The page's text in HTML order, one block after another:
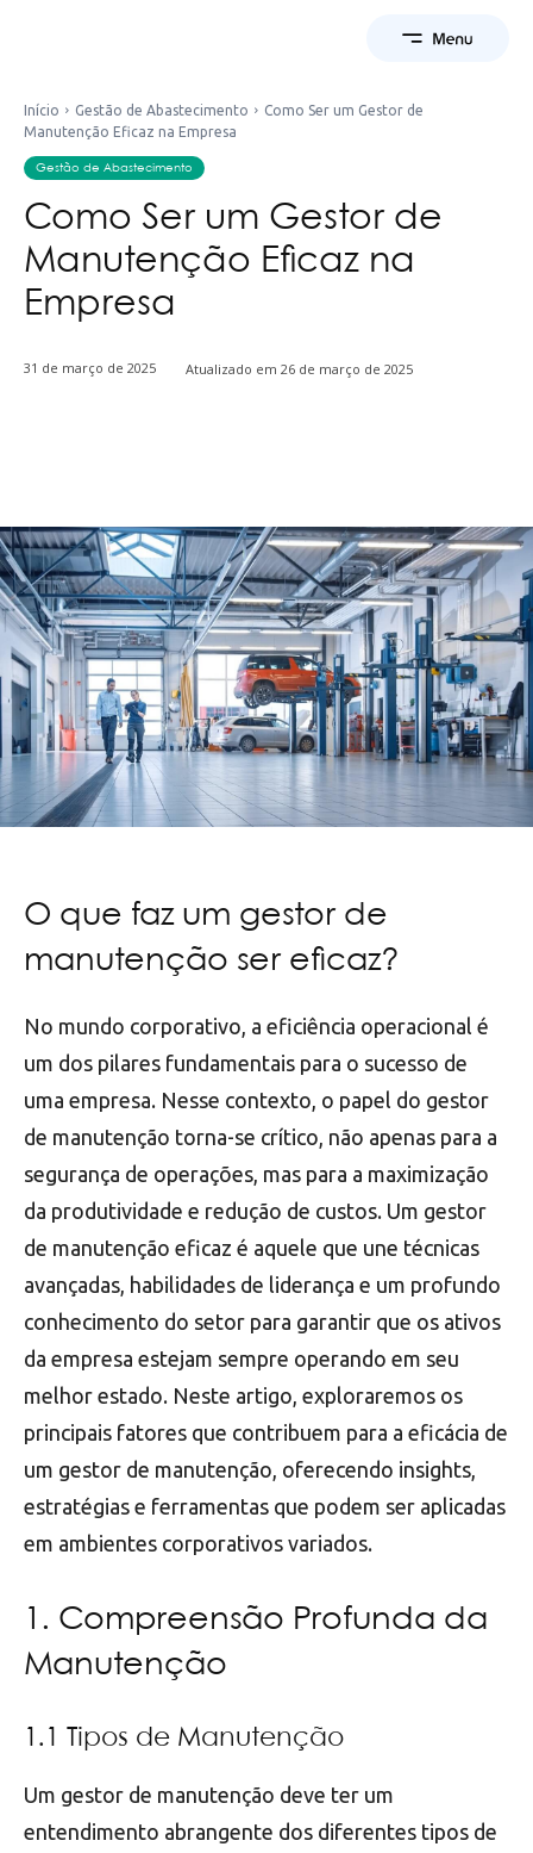
Início Gestão de Abastecimento
Como Ser um Gestor de
Manutenção Eficaz na Empresa
Gestão de Abastecimento
Como Ser um Gestor de
Manutenção Eficaz na
Empresa
31 de março de 2025 Atualizado em 26 de março de 2025
O que faz um gestor de
manutenção ser eficaz?
No mundo corporativo, a eficiência operacional é
um dos pilares fundamentais para o sucesso de
uma empresa. Nesse contexto, o papel do gestor
de manutenção torna-se crítico, não apenas para a
segurança de operações, mas para a maximização
da produtividade e redução de custos. Um gestor
de manutenção eficaz é aquele que une técnicas
avançadas, habilidades de liderança e um profundo
conhecimento do setor para garantir que os ativos
da empresa estejam sempre operando em seu
melhor estado. Neste artigo, exploraremos os
principais fatores que contribuem para a eficácia de
um gestor de manutenção, oferecendo insights,
estratégias e ferramentas que podem ser aplicadas
em ambientes corporativos variados.
1. Compreensão Profunda da
Manutenção
1.1 Tipos de Manutenção
Um gestor de manutenção deve ter um
entendimento abrangente dos diferentes tipos de